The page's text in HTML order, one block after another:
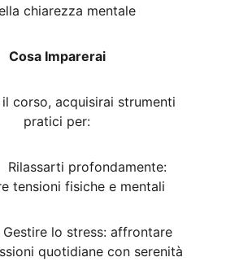
chiarezza mentale
Cosa Imparerai
corso, acquisirai strumenti
pratici per:
tensioni fisiche e mentali
quotidiane con serenità